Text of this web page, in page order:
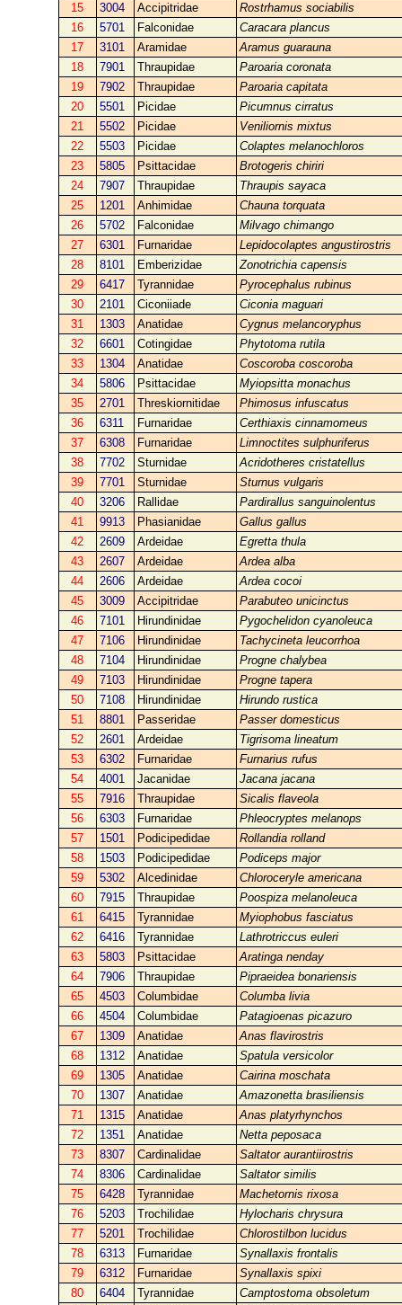
15
3004 Accipitridae
Rostrhamus sociabilis
16
5701 Falconidae
Caracara plancus
17
3101 Aramidae
Aramus guarauna
18
7901 Thraupidae
Paroaria coronata
19
7902 Thraupidae
Paroaria capitata
20
5501 Picidae
Picumnus cirratus
21
5502 Picidae
Veniliornis mixtus
22
5503 Picidae
Colaptes melanochloros
23
5805 Psittacidae
Brotogeris chiriri
24
7907 Thraupidae
Thraupis sayaca
25
1201 Anhimidae
Chauna torquata
26
5702 Falconidae
Milvago chimango
27
6301 Furnaridae
Lepidocolaptes angustirostris
28
8101 Emberizidae
Zonotrichia capensis
29
6417 Tyrannidae
Pyrocephalus rubinus
30
2101 Ciconiiade
Ciconia maguari
31
1303 Anatidae
Cygnus melancoryphus
32
6601 Cotingidae
Phytotoma rutila
33
1304 Anatidae
Coscoroba coscoroba
34
5806 Psittacidae
Myiopsitta monachus
35
2701 Threskiornitidae
Phimosus infuscatus
36
6311 Furnaridae
Certhiaxis cinnamomeus
37
6308 Furnaridae
Limnoctites sulphuriferus
38
7702 Sturnidae
Acridotheres cristatellus
39
7701 Sturnidae
Sturnus vulgaris
40
3206 Rallidae
Pardirallus sanguinolentus
41
9913 Phasianidae
Gallus gallus
42
2609 Ardeidae
Egretta thula
43
2607 Ardeidae
Ardea alba
44
2606 Ardeidae
Ardea cocoi
45
3009 Accipitridae
Parabuteo unicinctus
46
7101 Hirundinidae
Pygochelidon cyanoleuca
47
7106 Hirundinidae
Tachycineta leucorrhoa
48
7104 Hirundinidae
Progne chalybea
49
7103 Hirundinidae
Progne tapera
50
7108 Hirundinidae
Hirundo rustica
51
8801 Passeridae
Passer domesticus
52
2601 Ardeidae
Tigrisoma lineatum
53
6302 Furnaridae
Furnarius rufus
54
4001 Jacanidae
Jacana jacana
55
7916 Thraupidae
Sicalis flaveola
56
6303 Furnaridae
Phleocryptes melanops
57
1501 Podicipedidae
Rollandia rolland
58
1503 Podicipedidae
Podiceps major
59
5302 Alcedinidae
Chloroceryle americana
60
7915 Thraupidae
Poospiza melanoleuca
61
6415 Tyrannidae
Myiophobus fasciatus
62
6416 Tyrannidae
Lathrotriccus euleri
63
5803 Psittacidae
Aratinga nenday
64
7906 Thraupidae
Pipraeidea bonariensis
65
4503 Columbidae
Columba livia
66
4504 Columbidae
Patagioenas picazuro
67
1309 Anatidae
Anas flavirostris
68
1312 Anatidae
Spatula versicolor
69
1305 Anatidae
Cairina moschata
70
1307 Anatidae
Amazonetta brasiliensis
71
1315 Anatidae
Anas platyrhynchos
72
1351 Anatidae
Netta peposaca
73
8307 Cardinalidae
Saltator aurantiirostris
74
8306 Cardinalidae
Saltator similis
75
6428 Tyrannidae
Machetornis rixosa
76
5203 Trochilidae
Hylocharis chrysura
77
5201 Trochilidae
Chlorostilbon lucidus
78
6313 Furnaridae
Synallaxis frontalis
79
6312 Furnaridae
Synallaxis spixi
80
6404 Tyrannidae
Camptostoma obsoletum